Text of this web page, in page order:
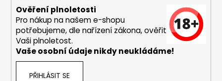
Ověření plnoletosti
Pro nákup na našem e-shopu
potřebujeme, dle nařízení zákona, ověřit
Vaši plnoletost.
Vaše osobní údaje nikdy neukládáme!
PŘIHLÁSIT SE